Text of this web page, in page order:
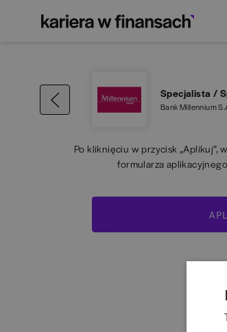
Specjalista /
Bank Millennium
Po kliknięciu w przycisk
formularza